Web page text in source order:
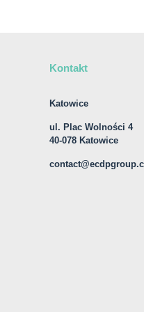
Kontakt
Katowice
ul. Plac Wolności 4
40-078 Katowice